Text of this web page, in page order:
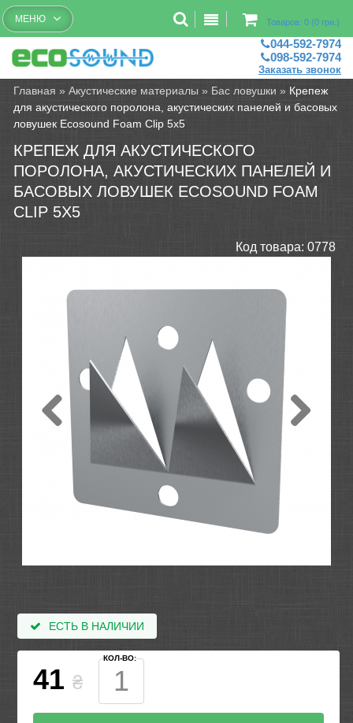
Бесплатный рассчет помещений
Товаров: 0 (0 грн.)
МЕНЮ
044-592-7974
098-592-7974
Заказать звонок
Главная »Акустические материалы » Бас ловушки » Крепеж
для акустического поролона, акустических панелей и басовых
ловушек Ecosound Foam Clip 5x5
КРЕПЕЖ ДЛЯ АКУСТИЧЕСКОГО
ПОРОЛОНА, АКУСТИЧЕСКИХ ПАНЕЛЕЙ И
БАСОВЫХ ЛОВУШЕК ECOSOUND FOAM
CLIP 5X5
Код товара: 0778
ЕСТЬ В НАЛИЧИИ
41 ₴
КОЛ-ВО: